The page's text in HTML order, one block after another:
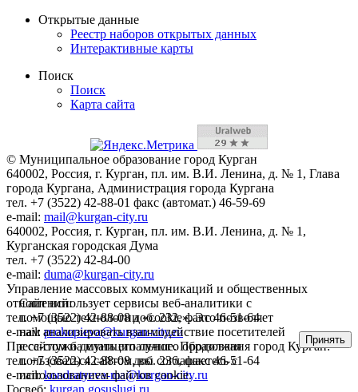
Открытые данные
Реестр наборов открытых данных
Интерактивные карты
Поиск
Поиск
Карта сайта
© Муниципальное образование город Курган
640002, Россия, г. Курган, пл. им. В.И. Ленина, д. № 1, Глава
города Кургана, Администрация города Кургана
тел. +7 (3522) 42-88-01 факс (автомат.) 46-59-69
e-mail: mail@kurgan-city.ru
640002, Россия, г. Курган, пл. им. В.И. Ленина, д. № 1,
Курганская городская Дума
тел. +7 (3522) 42-84-00
e-mail: duma@kurgan-city.ru
Управление массовых коммуникаций и общественных
отношений:
тел. +7 (3522) 42-88-08 доб. 232, факс 46-51-64
e-mail:prokopieva@kurgan-city.ru
Пресс-служба муниципального образования город Курган:
тел. +7 (3522) 42-88-08 доб. 236, факс 46-51-64
e-mail:kondratyeva-ma@kurgan-city.ru
Госвеб: kurgan.gosuslugi.ru
Сайт использует сервисы веб-аналитики с
помощью технологии «cookie». Это позволяет
нам анализировать взаимодействие посетителей
с сайтом и делать его лучше. Продолжая
пользоваться сайтом, вы соглашаетесь с
использованием файлов cookie.
Принять